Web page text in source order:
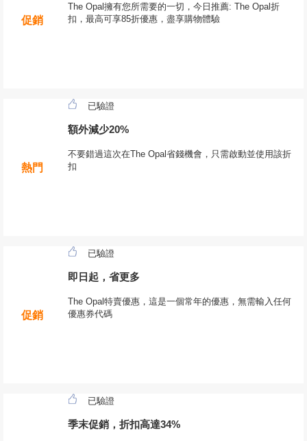
促銷
The Opal擁有您所需要的一切，今日推薦: The Opal折
扣，最高可享85折優惠，盡享購物體驗
熱門
已驗證
額外減少20%
不要錯過這次在The Opal省錢機會，只需啟動並使用該折
扣
促銷
已驗證
即日起，省更多
The Opal特賣優惠，這是一個常年的優惠，無需輸入任何
優惠券代碼
已驗證
季末促銷，折扣高達34%